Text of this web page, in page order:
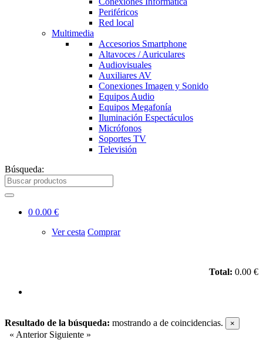
Periféricos
Red local
Multimedia
Accesorios Smartphone
Altavoces / Auriculares
Audiovisuales
Auxiliares AV
Conexiones Imagen y Sonido
Equipos Audio
Equipos Megafonía
Iluminación Espectáculos
Micrófonos
Soportes TV
Televisión
Búsqueda:
0 0.00 €
Ver cesta Comprar
Total: 0.00 €
Resultado de la búsqueda: mostrando a de coincidencias. ×
« Anterior Siguiente »